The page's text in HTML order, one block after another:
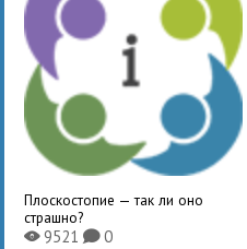
Плоскостопие — так ли оно
страшно?
X9521K0